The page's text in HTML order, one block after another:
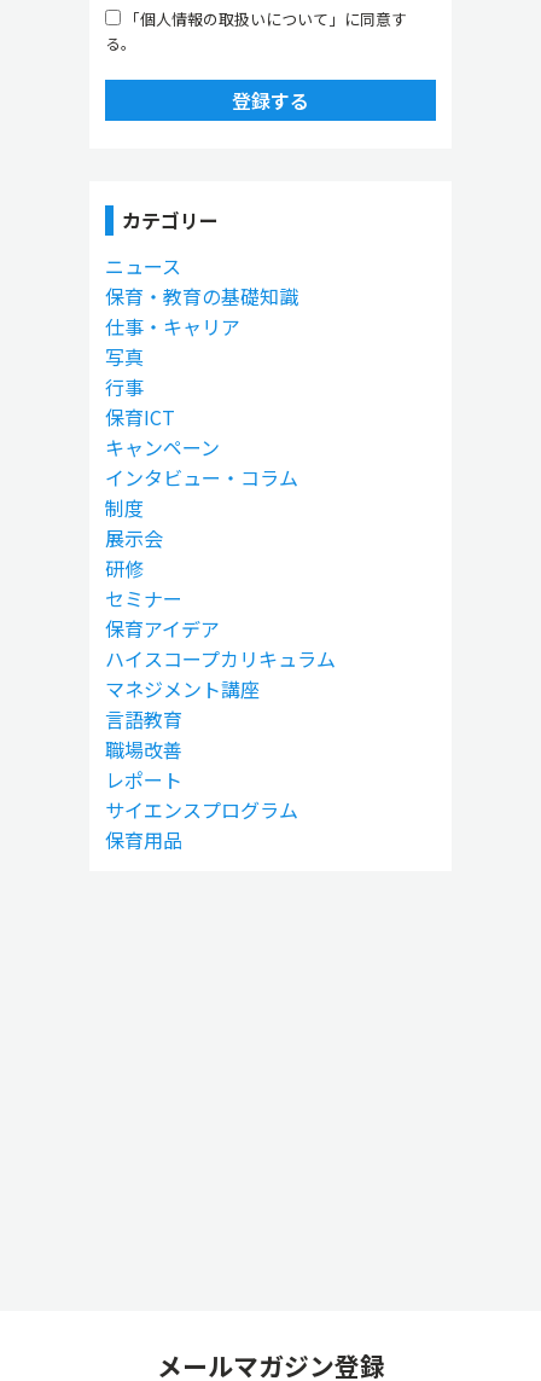
「個人情報の取扱いについて」に同意す
る。
登録する
カテゴリー
ニュース
保育・教育の基礎知識
仕事・キャリア
写真
行事
保育ICT
キャンペーン
インタビュー・コラム
制度
展示会
研修
セミナー
保育アイデア
ハイスコープカリキュラム
マネジメント講座
言語教育
職場改善
レポート
サイエンスプログラム
保育用品
メールマガジン登録